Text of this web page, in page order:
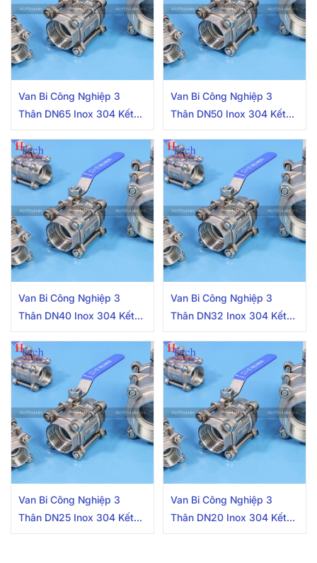
Van Bi Công Nghiệp 3
Thân DN65 Inox 304 Kết
Van Bi Công Nghiệp 3
Thân DN50 Inox 304 Kết
Van Bi Công Nghiệp 3
Thân DN40 Inox 304 Kết
Van Bi Công Nghiệp 3
Thân DN32 Inox 304 Kết
Van Bi Công Nghiệp 3
Thân DN25 Inox 304 Kết
Van Bi Công Nghiệp 3
Thân DN20 Inox 304 Kết